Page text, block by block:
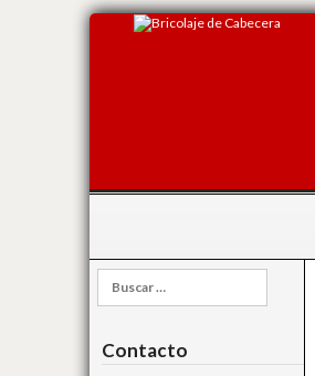
Buscar:
Contacto